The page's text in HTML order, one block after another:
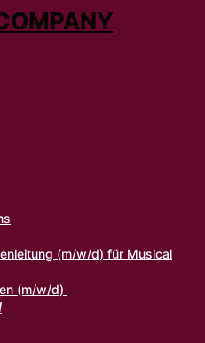
(m/w/d) für Musical
(m/w/d)